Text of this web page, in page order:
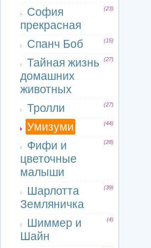
София
прекрасная
(23)
Спанч Боб (15)
Тайная жизнь
домашних
животных
(27)
Тролли (27)
Умизуми (44)
Фифи и
цветочные
малыши
(28)
Шарлотта
Земляничка
(39)
Шиммер и
Шайн
(4)